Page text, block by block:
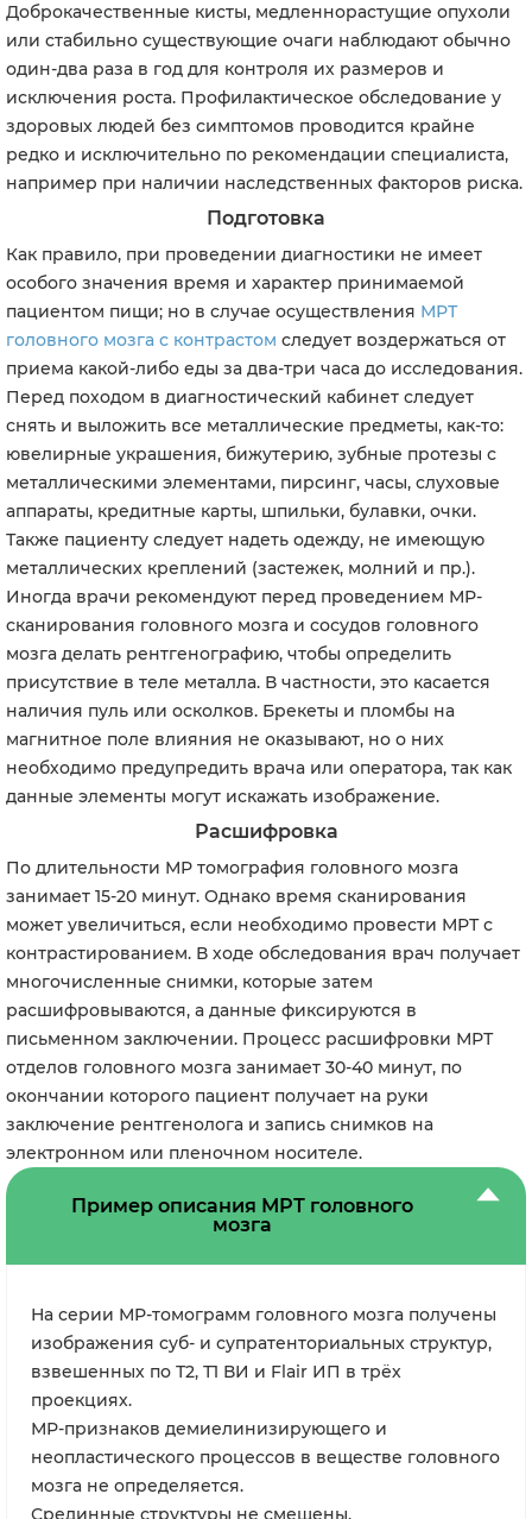
Доброкачественные кисты, медленнорастущие опухоли
или стабильно существующие очаги наблюдают обычно
один-два раза в год для контроля их размеров и
исключения роста. Профилактическое обследование у
здоровых людей без симптомов проводится крайне
редко и исключительно по рекомендации специалиста,
например при наличии наследственных факторов риска.
Подготовка
Как правило, при проведении диагностики не имеет
особого значения время и характер принимаемой
пациентом пищи; но в случае осуществления МРТ
головного мозга с контрастом следует воздержаться от
приема какой-либо еды за два-три часа до исследования.
Перед походом в диагностический кабинет следует
снять и выложить все металлические предметы, как-то:
ювелирные украшения, бижутерию, зубные протезы с
металлическими элементами, пирсинг, часы, слуховые
аппараты, кредитные карты, шпильки, булавки, очки.
Также пациенту следует надеть одежду, не имеющую
металлических креплений (застежек, молний и пр.).
Иногда врачи рекомендуют перед проведением МР-
сканирования головного мозга и сосудов головного
мозга делать рентгенографию, чтобы определить
присутствие в теле металла. В частности, это касается
наличия пуль или осколков. Брекеты и пломбы на
магнитное поле влияния не оказывают, но о них
необходимо предупредить врача или оператора, так как
данные элементы могут искажать изображение.
Расшифровка
По длительности МР томография головного мозга
занимает 15-20 минут. Однако время сканирования
может увеличиться, если необходимо провести МРТ с
контрастированием. В ходе обследования врач получает
многочисленные снимки, которые затем
расшифровываются, а данные фиксируются в
письменном заключении. Процесс расшифровки МРТ
отделов головного мозга занимает 30-40 минут, по
окончании которого пациент получает на руки
заключение рентгенолога и запись снимков на
электронном или пленочном носителе.
Пример описания МРТ головного
мозга
На серии МР-томограмм головного мозга получены
изображения суб- и супратенториальных структур,
взвешенных по Т2, Т1 ВИ и Flair ИП в трёх
проекциях.
МР-признаков демиелинизирующего и
неопластического процессов в веществе головного
мозга не определяется.
Срединные структуры не смещены.